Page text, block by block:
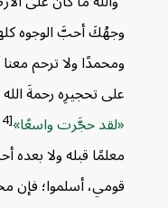
وجهُكَ أحبَّ الوجوه كلها
ومحمدًا ولا ترحم معنا
على تحجيرِه رحمةَ الله
لقد حجَّرت واسعًا [14]
.
معلمًا قبله ولا بعده
قومي، أسلموا؛ فإن